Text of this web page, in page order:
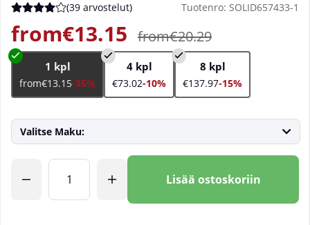
Keskiarvoluokitus 4 / 5 Arvioiden määrä 39
(39 arvostelut) Tuotenro: SOLID657433-1
from€20.29
from€13.15
1 kpl
from€13.15-35%
4 kpl
€73.02-10%
8 kpl
€137.97-15%
Valitse Maku:
Lisää ostoskoriin